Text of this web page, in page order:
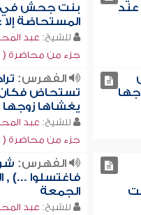
عند
بنت جحش في
المستحاضة
للشيخ: عبد
جزء من محاضرة (
الفهرس:
تستحاض فكان
يغشاها زوجها
للشيخ: عبد
جزء من محاضرة (
الفهرس:
فاغتسلوا ...)
الجمعة
للشيخ: عبد